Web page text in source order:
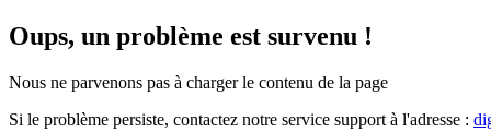
Oups, un problème est survenu !
Nous ne parvenons pas à charger le contenu de la page
Si le problème persiste, contactez notre service support à l'adresse :